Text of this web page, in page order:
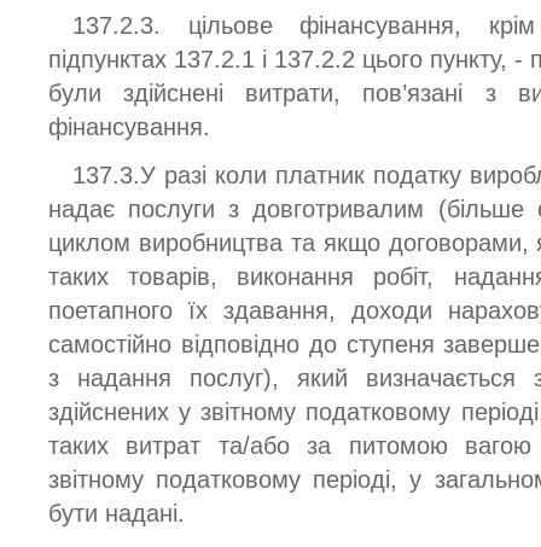
137.2.3. цільове фінансування,
підпунктах 137.2.1 і 137.2.2 цього пункту, -
були здійснені витрати, пов’язані з
фінансування.
137.3.У разі коли платник податку
надає послуги з довготривалим (більше
циклом виробництва та якщо договорами,
таких товарів, виконання робіт,
поетапного їх здавання, доходи
самостійно відповідно до ступеня
з надання послуг), який
здійснених у звітному податковому
таких витрат та/або за питомою
звітному податковому періоді, у
бути надані.